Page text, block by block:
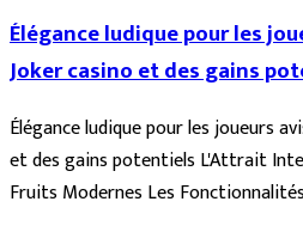
Élégance ludique pour les
Joker casino et des gains
Élégance ludique pour les joueurs
et des gains potentiels L'Attrait
Fruits Modernes Les